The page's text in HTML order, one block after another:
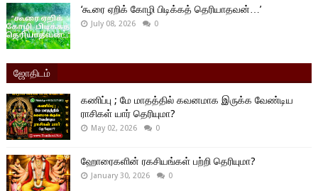
‘கூரை ஏறிக் கோழி பிடிக்கத் தெரியாதவன்…’
July 08, 2026 0
ஜோதிடம்
கணிப்பு ; மே மாதத்தில் கவனமாக இருக்க வேண்டிய
ராசிகள் யார் தெரியுமா?
May 02, 2026 0
ஹோரைகளின் ரகசியங்கள் பற்றி தெரியுமா?
January 30, 2026 0